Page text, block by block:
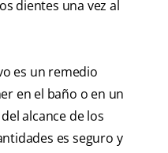
dientes una vez al
es un remedio
en el baño o en un
alcance de los
es seguro y